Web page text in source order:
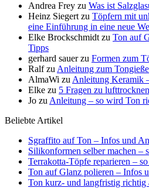
Andrea Frey zu Was ist
Heinz Siegert zu Töpfern mit
eine Einführung in eine neue
Elke Brockschmidt zu Ton auf
Tipps
gerhard sauerzu Formen zum
Ralfzu Anleitung zum
AlmaWi zu Anleitung Keramik
Elke zu 5 Fragen zu
Jo zu Anleitung – so wird Ton
Beliebte Artikel
Sgraffito auf Ton – Infos und
Silikonformen selber machen –
Terrakotta-Töpfe reparieren – so
Ton auf Glanz polieren – Infos
Ton kurz- und langfristig